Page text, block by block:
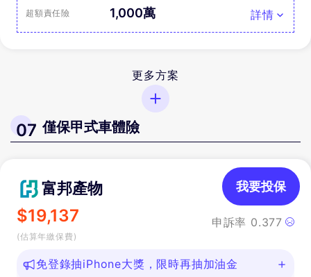
超額責任險 1,000萬 詳情
更多方案
07 僅保甲式車體險
富邦產物
$19,137
(估算年繳保費)
申訴率 0.377
我要投保
免登錄抽iPhone大獎，限時再抽加油金